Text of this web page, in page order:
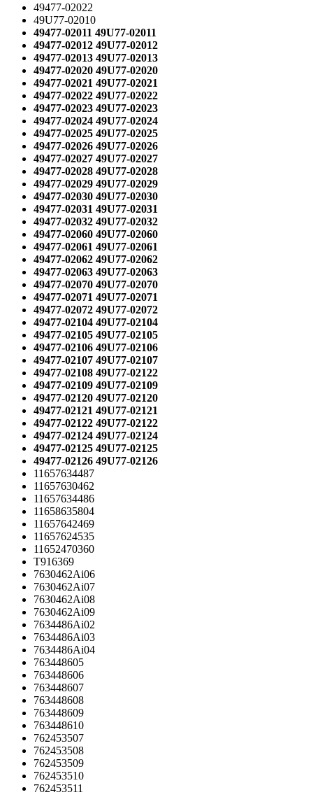
49477-02022
49U77-02010
49477-02011 49U77-02011
49477-02012 49U77-02012
49477-02013 49U77-02013
49477-02020 49U77-02020
49477-02021 49U77-02021
49477-02022 49U77-02022
49477-02023 49U77-02023
49477-02024 49U77-02024
49477-02025 49U77-02025
49477-02026 49U77-02026
49477-02027 49U77-02027
49477-02028 49U77-02028
49477-02029 49U77-02029
49477-02030 49U77-02030
49477-02031 49U77-02031
49477-02032 49U77-02032
49477-02060 49U77-02060
49477-02061 49U77-02061
49477-02062 49U77-02062
49477-02063 49U77-02063
49477-02070 49U77-02070
49477-02071 49U77-02071
49477-02072 49U77-02072
49477-02104 49U77-02104
49477-02105 49U77-02105
49477-02106 49U77-02106
49477-02107 49U77-02107
49477-02108 49U77-02122
49477-02109 49U77-02109
49477-02120 49U77-02120
49477-02121 49U77-02121
49477-02122 49U77-02122
49477-02124 49U77-02124
49477-02125 49U77-02125
49477-02126 49U77-02126
11657634487
11657630462
11657634486
11658635804
11657642469
11657624535
11652470360
T916369
7630462Ai06
7630462Ai07
7630462Ai08
7630462Ai09
7634486Ai02
7634486Ai03
7634486Ai04
763448605
763448606
763448607
763448608
763448609
763448610
762453507
762453508
762453509
762453510
762453511